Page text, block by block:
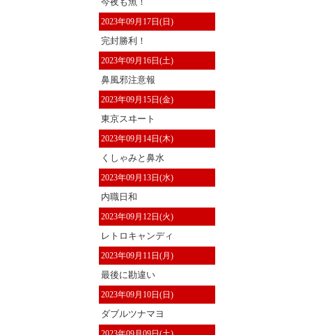
2023年09月17日(日)
完封勝利！
2023年09月16日(土)
鼻風邪注意報
2023年09月15日(金)
東京スヰート
2023年09月14日(木)
くしゃみと鼻水
2023年09月13日(水)
内職日和
2023年09月12日(火)
レトロキャンディ
2023年09月11日(月)
最後に勘違い
2023年09月10日(日)
ダブルツナマヨ